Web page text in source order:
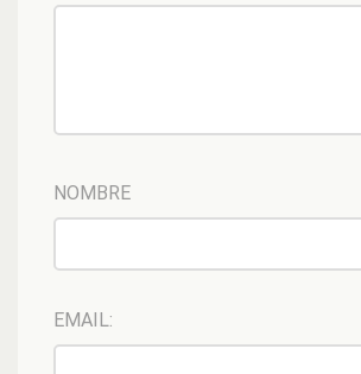
NOMBRE
EMAIL: